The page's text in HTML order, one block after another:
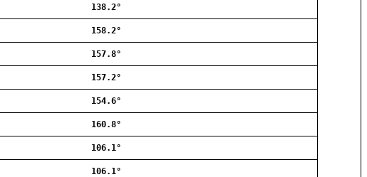
Greve
Høje-Taastrup
Lillerød
Lyngby
138.2°
158.2°
157.8°
157.2°
154.6°
160.8°
106.1°
106.1°